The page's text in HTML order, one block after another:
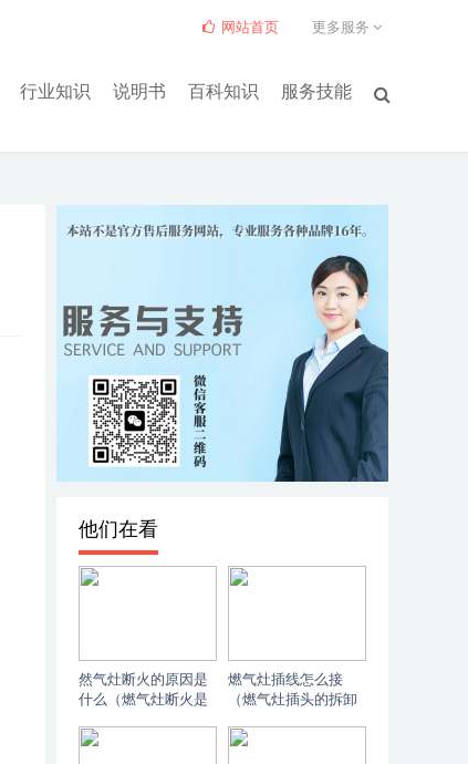
行业知识 说明书 百科知识 服务技能
网站首页 更多服务
他们在看
然气灶断火的原因是
什么（燃气灶断火是
燃气灶插线怎么接
（燃气灶插头的拆卸